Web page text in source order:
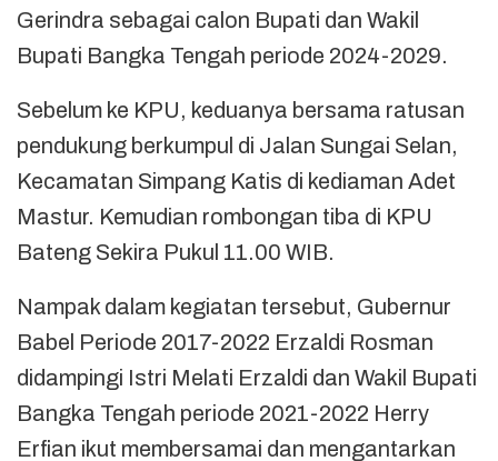
Gerindra sebagai calon Bupati dan Wakil
Bupati Bangka Tengah periode 2024-2029.
Sebelum ke KPU, keduanya bersama ratusan
pendukung berkumpul di Jalan Sungai Selan,
Kecamatan Simpang Katis di kediaman Adet
Mastur. Kemudian rombongan tiba di KPU
Bateng Sekira Pukul 11.00 WIB.
Nampak dalam kegiatan tersebut, Gubernur
Babel Periode 2017-2022 Erzaldi Rosman
didampingi Istri Melati Erzaldi dan Wakil Bupati
Bangka Tengah periode 2021-2022 Herry
Erfian ikut membersamai dan mengantarkan